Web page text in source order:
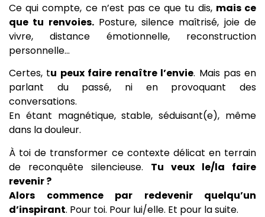
Ce qui compte, ce n’est pas ce que tu dis, mais ce
que tu renvoies.Posture, silence maîtrisé, joie de
vivre, distance émotionnelle, reconstruction
personnelle…
Certes, tu peux faire renaître l’envie. Mais pas en
parlant du passé, ni en provoquant des
conversations.
En étant magnétique, stable, séduisant(e), même
dans la douleur.
À toi de transformer ce contexte délicat en terrain
de reconquête silencieuse. Tu veux le/la faire
revenir ?
Alors commence par redevenir quelqu’un
d’inspirant. Pour toi. Pour lui/elle. Et pour la suite.